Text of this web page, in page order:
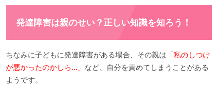
発達障害は親のせい？正しい知識を知ろう！
ちなみに子どもに発達障害がある場合、その親は 「私のしつけ
が悪かったのかしら…」 など、自分を責めてしまうことがある
ようです。